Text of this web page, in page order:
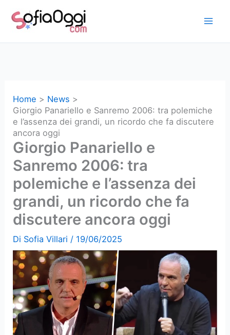
Home
News
Giorgio Panariello e Sanremo 2006: tra polemiche
e l’assenza dei grandi, un ricordo che fa discutere
ancora oggi
Giorgio Panariello e
Sanremo 2006: tra
polemiche e l’assenza dei
grandi, un ricordo che fa
discutere ancora oggi
Di Sofia Villari / 19/06/2025